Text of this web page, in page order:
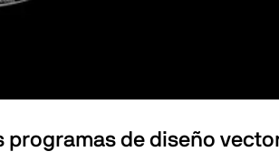
programas de diseño